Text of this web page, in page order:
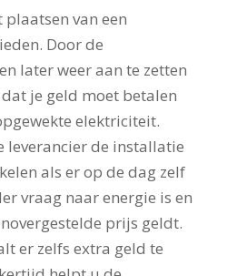
van een
Door de
later weer aan te zetten
je geld moet betalen
elektriciteit.
leverancier de installatie
als er op de dag zelf
vraag naar energie is en
prijs geldt.
er zelfs extra geld te